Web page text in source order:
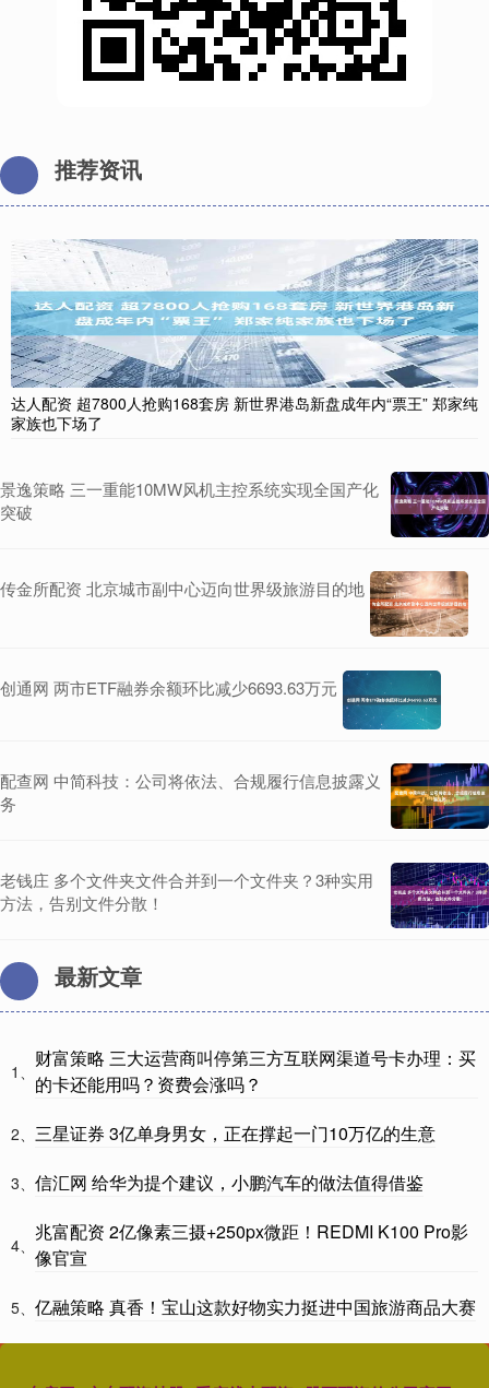
推荐资讯
达人配资 超7800人抢购168套房 新世界港岛新盘成年内“票王” 郑家纯
家族也下场了
景逸策略 三一重能10MW风机主控系统实现全国产化
突破
传金所配资 北京城市副中心迈向世界级旅游目的地
创通网 两市ETF融券余额环比减少6693.63万元
配查网 中简科技：公司将依法、合规履行信息披露义
务
老钱庄 多个文件夹文件合并到一个文件夹？3种实用
方法，告别文件分散！
最新文章
1、
财富策略 三大运营商叫停第三方互联网渠道号卡办理：买
的卡还能用吗？资费会涨吗？
2、 三星证券 3亿单身男女，正在撑起一门10万亿的生意
3、 信汇网 给华为提个建议，小鹏汽车的做法值得借鉴
4、
兆富配资 2亿像素三摄+250px微距！REDMI K100 Pro影
像官宣
5、 亿融策略 真香！宝山这款好物实力挺进中国旅游商品大赛